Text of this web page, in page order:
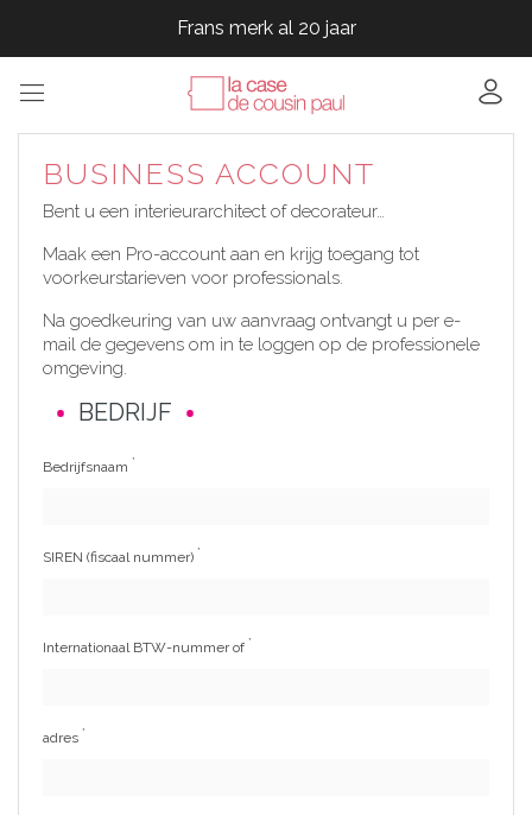
Frans merk al 20 jaar
Frans merk al 20 jaar
Frans merk al 20 jaar
BUSINESS ACCOUNT
Bent u een interieurarchitect of decorateur…
Maak een Pro-account aan en krijg toegang tot
voorkeurstarieven voor professionals.
Na goedkeuring van uw aanvraag ontvangt u per e-
mail de gegevens om in te loggen op de professionele
omgeving.
BEDRIJF
Bedrijfsnaam *
SIREN (fiscaal nummer) *
Internationaal BTW-nummer of *
adres *